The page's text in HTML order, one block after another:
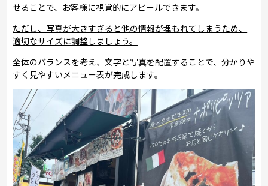
せることで、お客様に視覚的にアピールできます。
ただし、写真が大きすぎると他の情報が埋もれてしまうため、
適切なサイズに調整しましょう。
全体のバランスを考え、文字と写真を配置することで、分かりや
すく見やすいメニュー表が完成します。